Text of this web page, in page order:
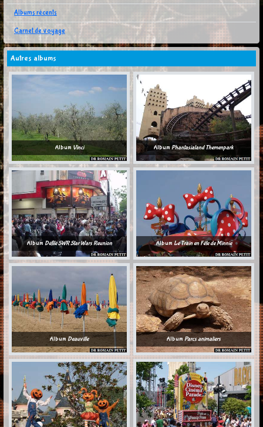
Albums récents
Carnet de voyage
Autres albums
Album Vinci AlbumPhantasialand Themenpark
Album Défilé SWR Star Wars Reunion AlbumLe Train en Fête de Minnie
Album Deauville Album Parcs animaliers